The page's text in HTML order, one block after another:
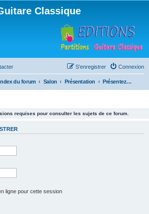
Classique
Connexion
S’enregistrer
du forum Salon Présentation Présentez-nous
requises pour consulter les sujets de ce forum.
ligne pour cette session